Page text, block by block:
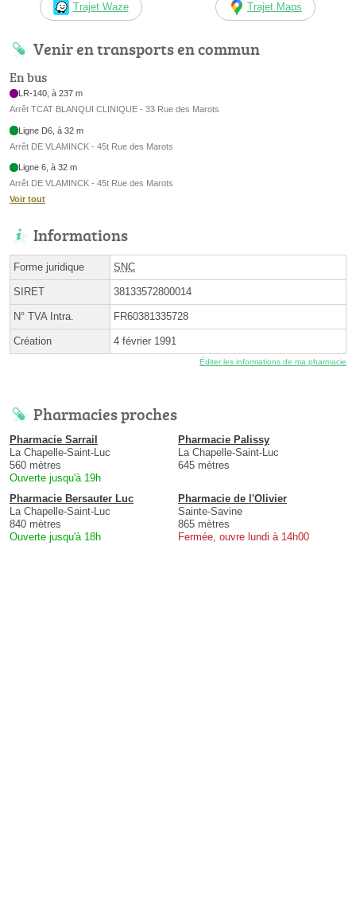
Trajet Waze Trajet Maps
Venir en transports en commun
En bus
LR-140, à 237 m
Arrêt TCAT BLANQUI CLINIQUE - 33 Rue des Marots
Ligne D6, à 32 m
Arrêt DE VLAMINCK - 45t Rue des Marots
Ligne 6, à 32 m
Arrêt DE VLAMINCK - 45t Rue des Marots
Voir tout
Informations
Forme juridique SNC
SIRET 38133572800014
N° TVA Intra. FR60381335728
Création 4 février 1991
Éditer les informations de ma pharmacie
Pharmacies proches
Pharmacie Sarrail
La Chapelle-Saint-Luc
560 mètres
Ouverte jusqu'à 19h
Pharmacie Palissy
La Chapelle-Saint-Luc
645 mètres
Pharmacie Bersauter Luc
La Chapelle-Saint-Luc
840 mètres
Ouverte jusqu'à 18h
Pharmacie de l'Olivier
Sainte-Savine
865 mètres
Fermée, ouvre lundi à 14h00